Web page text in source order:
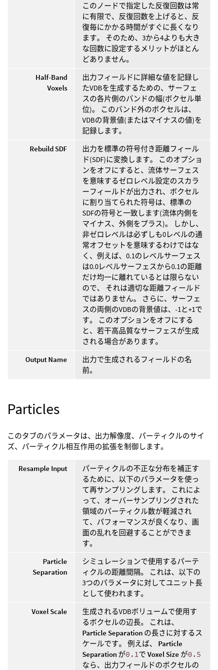
このノードで指定した反復回数は常
に有限で、反復回数を上げると、反
復毎にかかる時間がすぐに長くなり
ます。 そのため、3から4よりも大き
な回数に設定するメリットがほとん
どありません。
Half-Band
Voxels
出力フィールドに詳細な値を記録し
たVDBを生成するための、サーフェ
スの各片側のバンドの幅(ボクセル単
位)。 このバンド外のボクセルは、
VDBの背景値(またはマイナスの値)を
記録します。
Rebuild SDF
出力を標準の符号付き距離フィール
ド(SDF)に変換します。 このオプショ
ンをオフにすると、流体サーフェス
を意味するゼロレベル設定のスカラ
ーフィールドが出力され、ボクセル
に割り当てられた符号は、標準の
SDFの符号と一致します(流体内側を
マイナス、外側をプラス)。 しかし、
非ゼロレベルは必ずしも0レベルの通
常オフセットを意味するわけではな
く、例えば、0.1のレベルサーフェス
は0.0レベルサーフェスから0.1の距離
だけ均一に離れているとは限らない
ので、 それは適切な距離フィールド
ではありません。 さらに、サーフェ
スの両側のVDBの背景値は、-1と+1で
す。 このオプションをオフにする
と、若干高品質なサーフェスが生成
される場合があります。
Output Name
出力で生成されるフィールドの名
前。
Particles
このタブのパラメータは、出力解像度、パーティクルのサイ
ズ、パーティクル相互作用の拡張を制御します。
Resample Input
パーティクルの不正な分布を補正す
るために、以下のパラメータを使っ
て再サンプリングします。 これによ
って、オーバーサンプリングされた
領域のパーティクル数が軽減され
て、パフォーマンスが良くなり、画
面の乱れを回避することができま
す。
Particle
Separation
シミュレーションで使用するパーテ
ィクルの距離間隔。 これは、以下の
3つのパラメータに対してユニット長
として使われます。
Voxel Scale
生成されるVDBボリュームで使用す
るボクセルの辺長。 これは、
Particle Separation の長さに対するス
ケールです。 例えば、 Particle
Separation が0.1 で Voxel Size が0.5
なら、出力フィールドのボクセルの